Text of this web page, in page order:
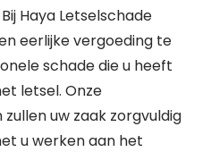
Haya Letselschade
eerlijke vergoeding te
schade die u heeft
letsel. Onze
uw zaak zorgvuldig
u werken aan het